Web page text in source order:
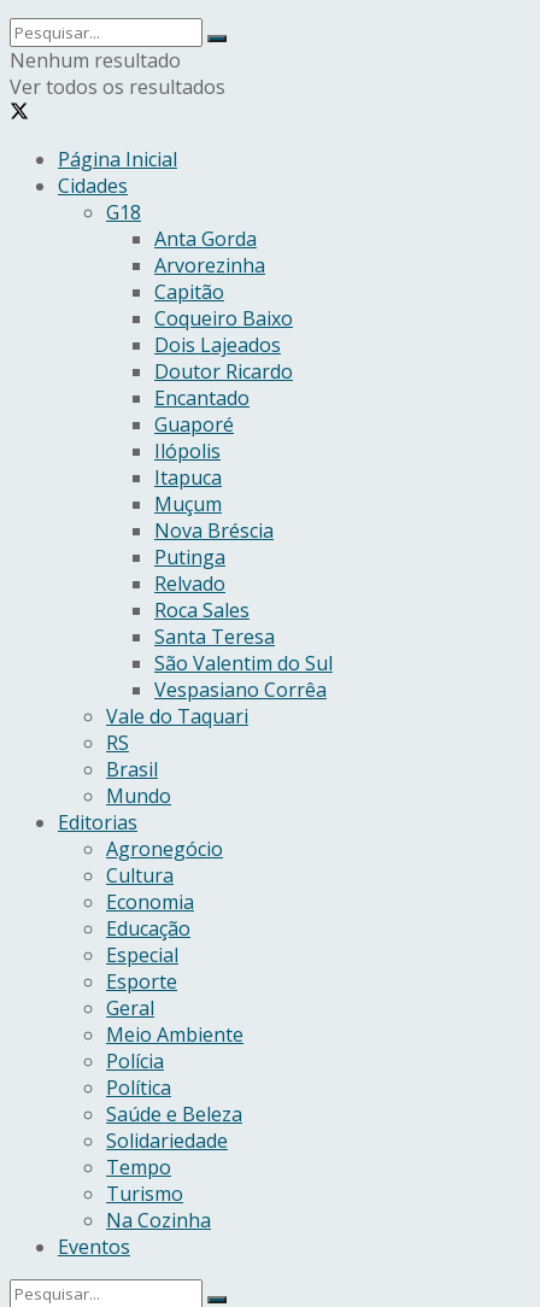
Nenhum resultado
Ver todos os resultados
Página Inicial
Cidades
G18
Anta Gorda
Arvorezinha
Capitão
Coqueiro Baixo
Dois Lajeados
Doutor Ricardo
Encantado
Guaporé
Ilópolis
Itapuca
Muçum
Nova Bréscia
Putinga
Relvado
Roca Sales
Santa Teresa
São Valentim do Sul
Vespasiano Corrêa
Vale do Taquari
RS
Brasil
Mundo
Editorias
Agronegócio
Cultura
Economia
Educação
Especial
Esporte
Geral
Meio Ambiente
Polícia
Política
Saúde e Beleza
Solidariedade
Tempo
Turismo
Na Cozinha
Eventos